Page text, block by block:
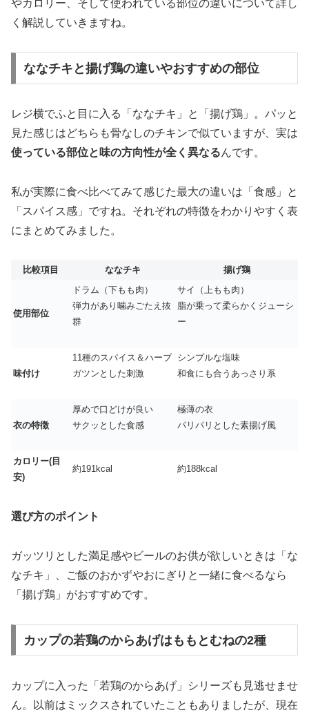
やカロリー、そして使われている部位の違いについて詳し
く解説していきますね。
ななチキと揚げ鶏の違いやおすすめの部位
レジ横でふと目に入る「ななチキ」と「揚げ鶏」。パッと
見た感じはどちらも骨なしのチキンで似ていますが、実は
使っている部位と味の方向性が全く異なるんです。
私が実際に食べ比べてみて感じた最大の違いは「食感」と
「スパイス感」ですね。それぞれの特徴をわかりやすく表
にまとめてみました。
比較項目 ななチキ 揚げ鶏
使用部位
ドラム（下もも肉）
弾力があり噛みごたえ抜
群
サイ（上もも肉）
脂が乗って柔らかくジューシ
ー
味付け
11種のスパイス＆ハーブ
ガツンとした刺激
シンプルな塩味
和食にも合うあっさり系
衣の特徴
厚めで口どけが良い
サクッとした食感
極薄の衣
パリパリとした素揚げ風
カロリー(目
安)
約191kcal 約188kcal
選び方のポイント
ガッツリとした満足感やビールのお供が欲しいときは 「な
なチキ」
、ご飯のおかずやおにぎりと一緒に食べるなら
「揚げ鶏」 がおすすめです。
カップの若鶏のからあげはももとむねの2種
カップに入った「若鶏のからあげ」シリーズも見逃せませ
ん。以前はミックスされていたこともありましたが、現在